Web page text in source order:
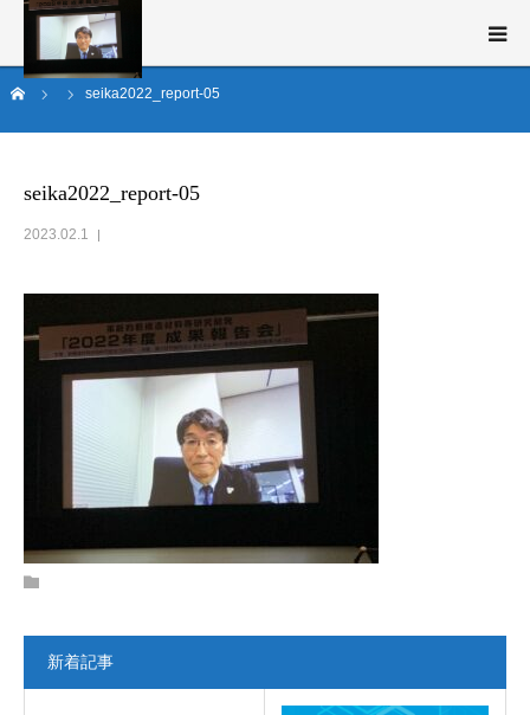
seika2022_report-05
seika2022_report-05
2023.02.1
新着記事
新構造材料技術研究組合（ISMA）とは
研究開発
English